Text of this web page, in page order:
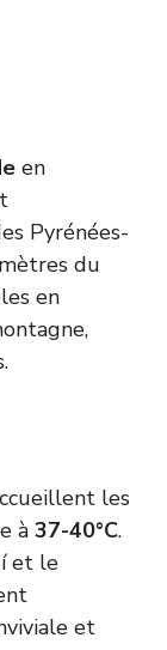
en
Pyrénées-
du
en
les
à 37-40°C.
et le
et